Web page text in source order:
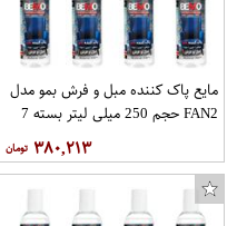
مایع پاک کننده مبل و فرش بمو مدل
FAN2 حجم 250 میلی لیتر بسته 7
۳۸۰,۲۱۳